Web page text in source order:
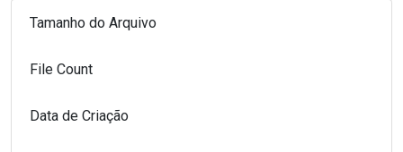
Tamanho do Arquivo
File Count
Data de Criação